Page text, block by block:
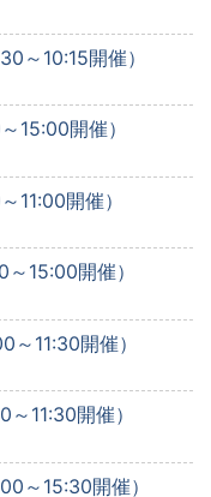
～10:15開催）
15:00開催）
11:00開催）
15:00開催）
11:30開催）
11:30開催）
～15:30開催）